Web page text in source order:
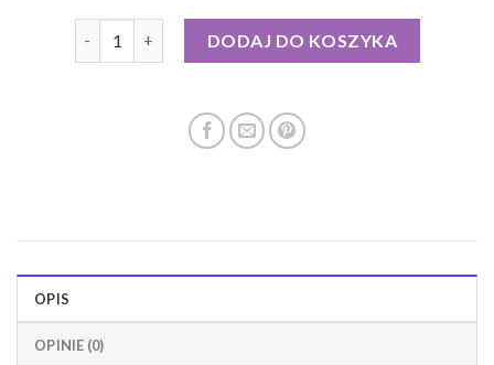
DODAJ DO KOSZYKA
OPIS
OPINIE (0)